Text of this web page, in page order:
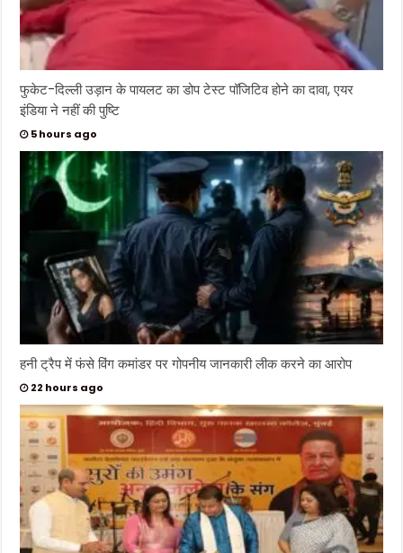
फुकेट-दिल्ली उड़ान के पायलट का डोप टेस्ट पॉजिटिव होने का दावा, एयर
इंडिया ने नहीं की पुष्टि
5 hours ago
हनी ट्रैप में फंसे विंग कमांडर पर गोपनीय जानकारी लीक करने का आरोप
22 hours ago